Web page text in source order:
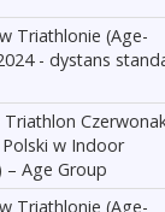
Triathlonie (Age-
- dystans
w Indoor
– Age Group
Triathlonie (Age-